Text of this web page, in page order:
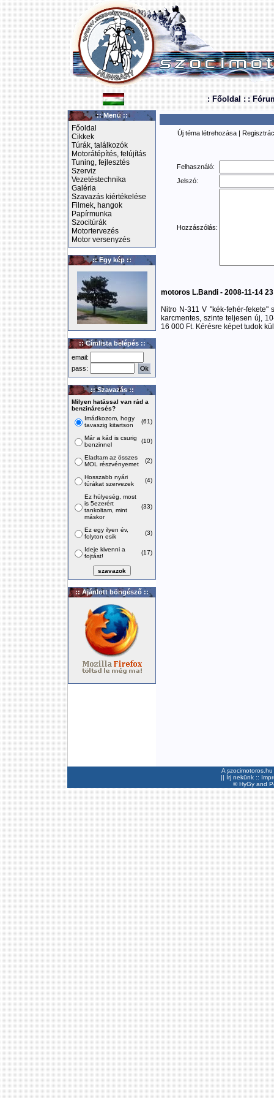
: Főoldal : :
:: Menü ::
Főoldal
Cikkek
Túrák, találkozók
Motorátépítés, felújítás
Tuning, fejlesztés
Szerviz
Vezetéstechnika
Galéria
Szavazás kiértékelése
Filmek, hangok
Papírmunka
Szocitúrák
Motortervezés
Motor versenyzés
:: Egy kép ::
:: Címlista belépés ::
email:
pass:
:: Szavazás ::
Milyen hatással van rád a
benzináresés?
Imádkozom, hogy
tavaszig kitartson
(61)
Már a kád is csurig
benzinnel
(10)
Eladtam az összes
MOL részvényemet
(2)
Hosszabb nyári
túrákat szervezek
(4)
Ez hülyeség, most
is 5ezerért
tankoltam, mint
máskor
(33)
Ez egy ilyen év,
folyton esik
(3)
Ideje kivenni a
fojtást!
(17)
:: Ajánlott böngésző ::
Új téma létrehozása |
Felhasználó:
Jelszó:
Hozzászólás:
motoros L.Bandi - 2008-11-14
Nitro N-311 V "kék-fehér-
karcmentes, szinte teljesen új,
16 000 Ft. Kérésre képet tudok
A
|| Írj nekünk ::
©HyGyand